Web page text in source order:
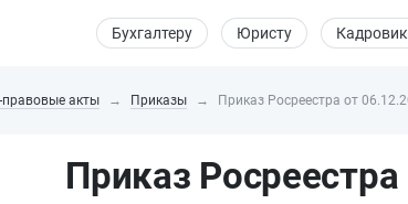
Бухгалтеру Юристу
акты Приказы Приказ Росреестра от
Приказ